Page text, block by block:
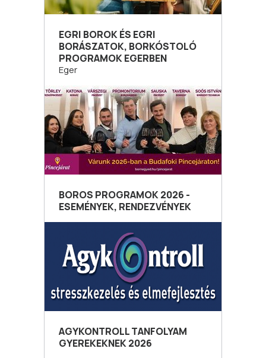
EGRI BOROK ÉS EGRI
BORÁSZATOK, BORKÓSTOLÓ
PROGRAMOK EGERBEN
Eger
BOROS PROGRAMOK 2026 -
ESEMÉNYEK, RENDEZVÉNYEK
AGYKONTROLL TANFOLYAM
GYEREKEKNEK 2026